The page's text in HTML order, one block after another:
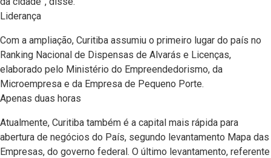
Liderança
Com a ampliação, Curitiba assumiu o primeiro lugar do país no
Ranking Nacional de Dispensas de Alvarás e Licenças,
elaborado pelo Ministério do Empreendedorismo, da
Microempresa e da Empresa de Pequeno Porte.
Apenas duas horas
Atualmente, Curitiba também é a capital mais rápida para
abertura de negócios do País, segundo levantamento Mapa das
Empresas, do governo federal. O último levantamento, referente